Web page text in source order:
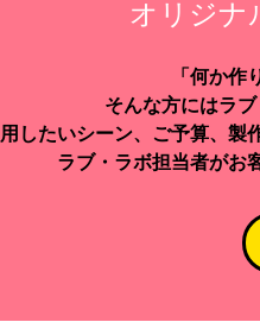
オリジナ
「何か作
そんな方にはラ
したいシーン、ご予算、製
ラブ・ラボ担当者がお